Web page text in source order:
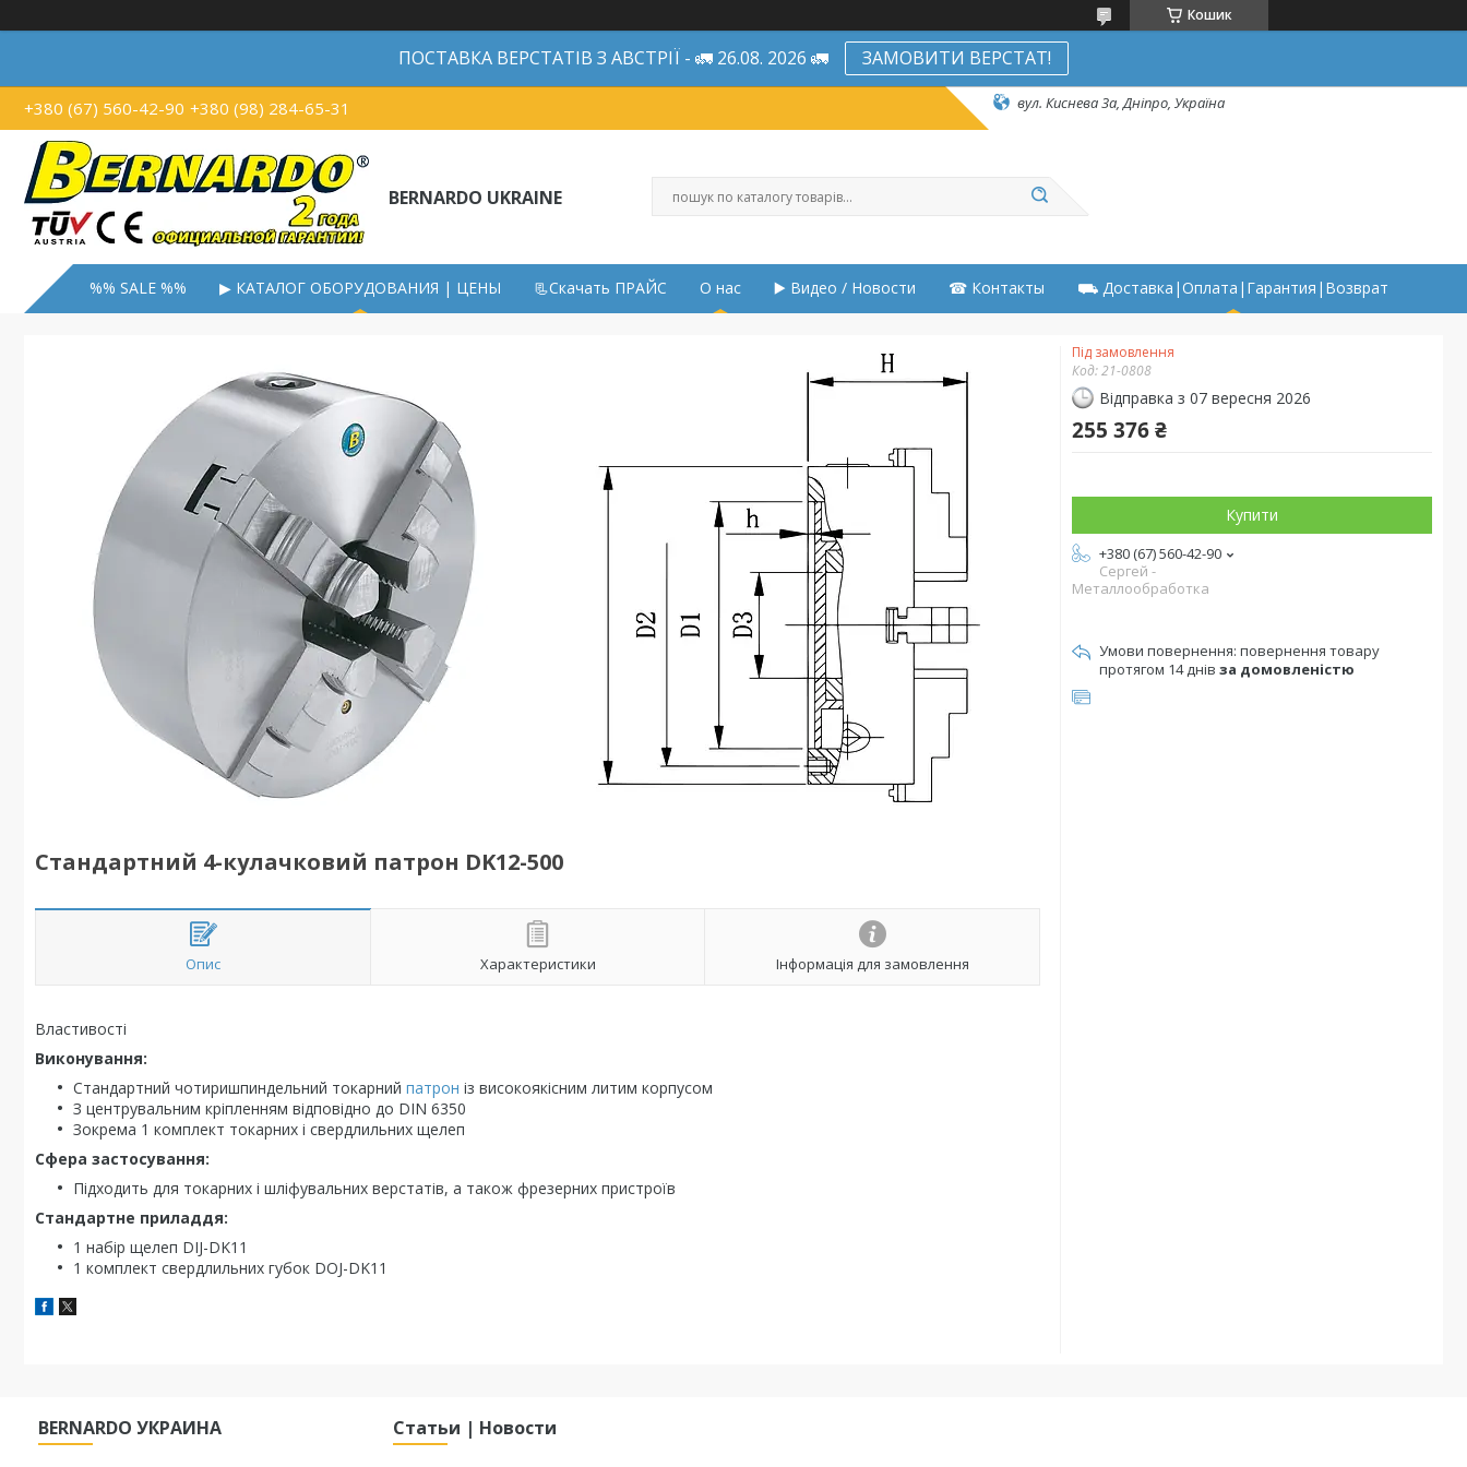
Кошик
ПОСТАВКА ВЕРСТАТІВ З АВСТРІЇ - 🚛 26.08. 2026 🚛 ЗАМОВИТИ ВЕРСТАТ!
+380 (67) 560-42-90 +380 (98) 284-65-31 вул. Киснева 3а, Дніпро, Україна
BERNARDO UKRAINE
%% SALE %% ▶ КАТАЛОГ ОБОРУДОВАНИЯ | ЦЕНЫ 📃Скачать ПРАЙС О нас ▶️ Видео / Новости ☎ Контакты ⛟ Доставка|Оплата|Гарантия|Возврат
Стандартний 4-кулачковий патрон DK12-500
Опис Характеристики Інформація для замовлення
Властивості
Виконування:
Стандартний чотиришпиндельний токарний патрон із високоякісним литим корпусом
З центрувальним кріпленням відповідно до DIN 6350
Зокрема 1 комплект токарних і свердлильних щелеп
Сфера застосування:
Підходить для токарних і шліфувальних верстатів, а також фрезерних пристроїв
Стандартне приладдя:
1 набір щелеп DIJ-DK11
1 комплект свердлильних губок DOJ-DK11
Під замовлення
Код:21-0808
Відправка з 07 вересня 2026
255 376 ₴
Купити
+380 (67) 560-42-90
Сергей -
Металлообработка
повернення товару
протягом 14 днів за домовленістю
BERNARDO УКРАИНА Статьи | Новости